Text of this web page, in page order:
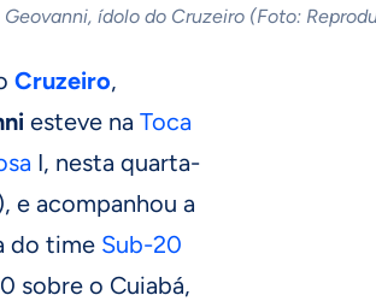
Geovanni, ídolo do Cruzeiro (Foto:
Cruzeiro,
esteve na Toca
I, nesta quarta-
e acompanhou a
do time Sub-20
sobre o Cuiabá,